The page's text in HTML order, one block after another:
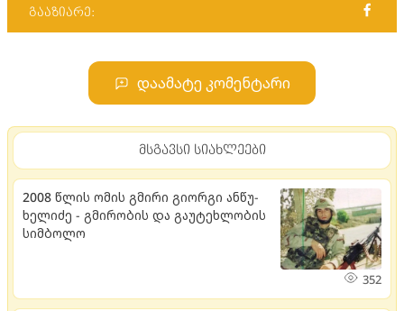
გააზიარე:
დაამატე კომენტარი
მსგავსი სიახლეები
2008 წლის ომის გმირი გი­ორ­გი ან­წუ­
ხე­ლი­ძე - გმი­რო­ბის და გა­უ­ტეხ­ლო­ბის
სიმ­ბო­ლო
352